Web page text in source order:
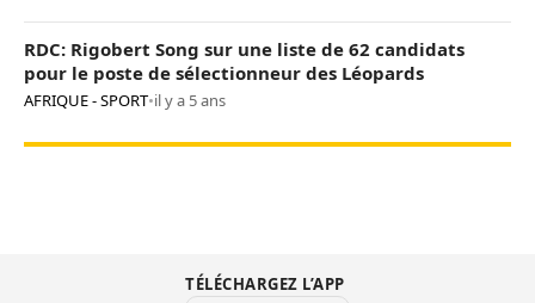
RDC: Rigobert Song sur une liste de 62 candidats
pour le poste de sélectionneur des Léopards
AFRIQUE - SPORT•il y a 5 ans
TÉLÉCHARGEZ L’APP